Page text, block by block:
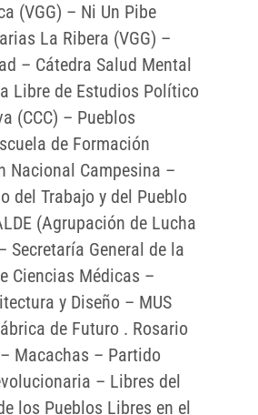
(VGG) – Ni Un Pibe
La Ribera (VGG) –
– Cátedra Salud Mental
Libre de Estudios Político
(CCC) – Pueblos
de Formación
Nacional Campesina –
del Trabajo y del Pueblo
(Agrupación de Lucha
Secretaría General de la
Ciencias Médicas –
y Diseño – MUS
de Futuro . Rosario
Macachas – Partido
– Libres del
los Pueblos Libres en el